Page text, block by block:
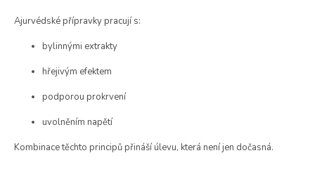
Ajurvédské přípravky pracují s:
bylinnými extrakty
hřejivým efektem
podporou prokrvení
uvolněním napětí
Kombinace těchto principů přináší úlevu, která není jen dočasná.